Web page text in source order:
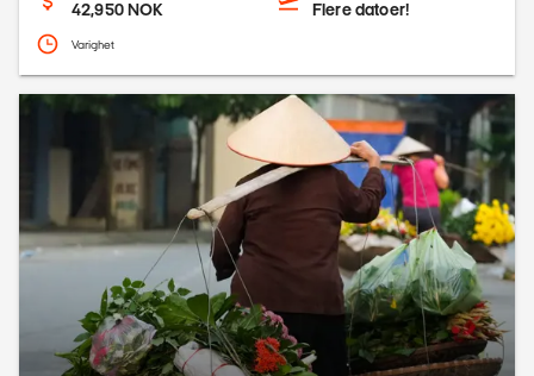
42,950 NOK
Varighet
Flere datoer!